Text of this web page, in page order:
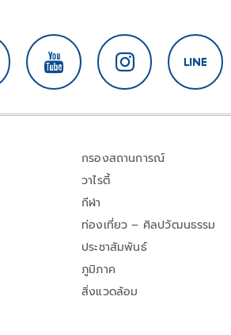
กรองสถานการณ์
วาไรตี้
กีฬา
ท่องเที่ยว – ศิลปวัฒนธรรม
ประชาสัมพันธ์
ภูมิภาค
สิ่งแวดล้อม